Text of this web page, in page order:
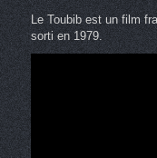
Le Toubib est un film
sorti en 1979.